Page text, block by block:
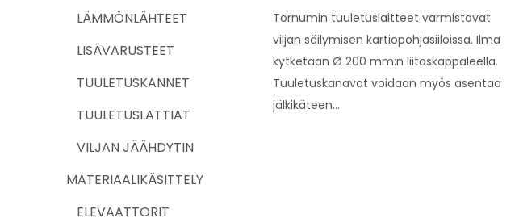
LÄMMÖNLÄHTEET
LISÄVARUSTEET
TUULETUSKANNET
TUULETUSLATTIAT
VILJAN JÄÄHDYTIN
MATERIAALIKÄSITTELY
ELEVAATTORIT
Tornumin tuuletuslaitteet varmistavat
viljan säilymisen kartiopohjasiiloissa. Ilma
kytketään Ø 200 mm:n liitoskappaleella.
Tuuletuskanavat voidaan myös asentaa
jälkikäteen...